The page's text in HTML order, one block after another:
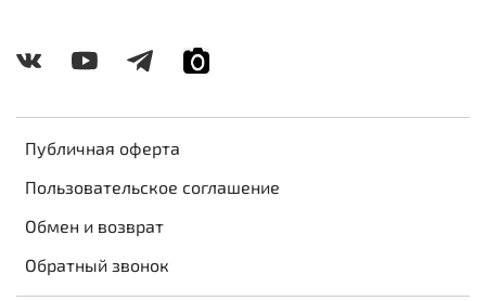
Публичная оферта
Пользовательское соглашение
Обмен и возврат
Обратный звонок